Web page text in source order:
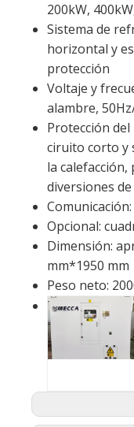
200kW,
Sistema de
horizontal y
protección
Voltaje y
alambre,
Protección
ciruito corto y
la
diversiones
Opcional:
Dimensión:
mm*1950 mm
Peso neto: